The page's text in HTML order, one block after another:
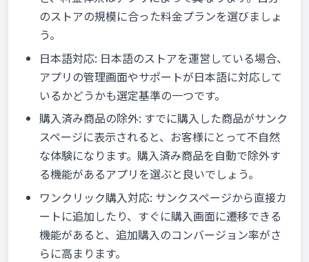
のストアの規模に合った料金プランを選びましょ
う。
日本語対応: 日本語のストアを運営している場合、
アプリの管理画面やサポートが日本語に対応して
いるかどうかも選定基準の一つです。
購入済み商品の除外: すでに購入した商品がサンク
スページに表示されると、お客様にとって不自然
な体験になります。購入済み商品を自動で除外す
る機能があるアプリを選ぶと良いでしょう。
ワンクリック購入対応: サンクスページから直接カ
ートに追加したり、すぐに購入画面に遷移できる
機能があると、追加購入のコンバージョン率がさ
らに高まります。